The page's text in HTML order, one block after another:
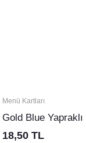
Menü Kartları
Gold Blue
18,50 TL